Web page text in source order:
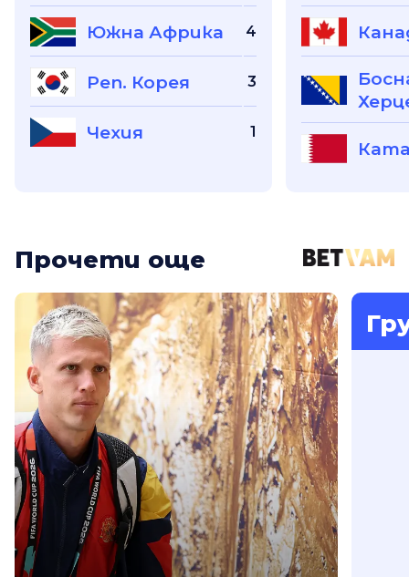
Южна Африка 4
Реп. Корея 3
Чехия 1
Прочети още